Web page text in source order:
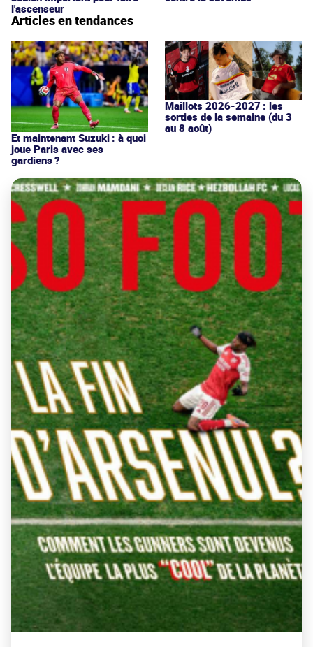
l'ascenseur
Articles en tendances
Et maintenant Suzuki : à quoi
joue Paris avec ses
gardiens ?
Maillots 2026-2027 : les
sorties de la semaine (du 3
au 8 août)